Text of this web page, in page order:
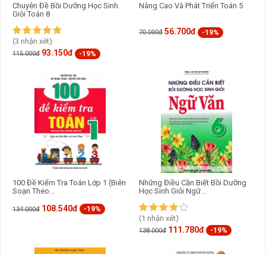
Chuyên Đề Bồi Dưỡng Học Sinh
Giỏi Toán 8
(3 nhận xét)
115.000đ 93.150đ -19%
Nâng Cao Và Phát Triển Toán 5
70.000đ 56.700đ -19%
100 Đề Kiểm Tra Toán Lớp 1 (Biên
Soạn Theo...
134.000đ 108.540đ -19%
Những Điều Cần Biết Bồi Dưỡng
Học Sinh Giỏi Ngữ...
(1 nhận xét)
138.000đ 111.780đ -19%